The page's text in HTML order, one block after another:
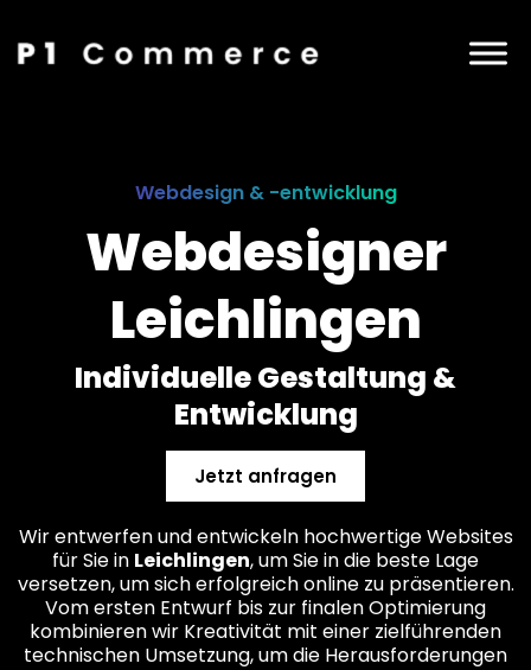
Webdesign & -entwicklung
Webdesigner
Leichlingen
Individuelle Gestaltung &
Entwicklung
Jetzt anfragen
Wir entwerfen und entwickeln hochwertige Websites
für Sie in Leichlingen, um Sie in die beste Lage
versetzen, um sich erfolgreich online zu präsentieren.
Vom ersten Entwurf bis zur finalen Optimierung
kombinieren wir Kreativität mit einer zielführenden
technischen Umsetzung, um die Herausforderungen